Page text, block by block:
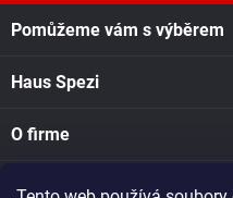
Pomůžeme vám s výběrem
Haus Spezi
O firme